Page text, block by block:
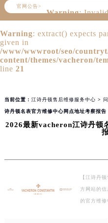
官网公告>
Warning:
foreach() in
/www/
content/themes/
line
163
Warning: extract() expects
given in
/www/wwwroot/seo/
content/themes/vacheron/
line 21
当前位置： 江诗丹顿售后维修服务中心 >
诗丹顿名表官方维修中心网点地址考察报告
2026最新vacheron江诗丹顿
【江诗丹
方网站的
的官方维